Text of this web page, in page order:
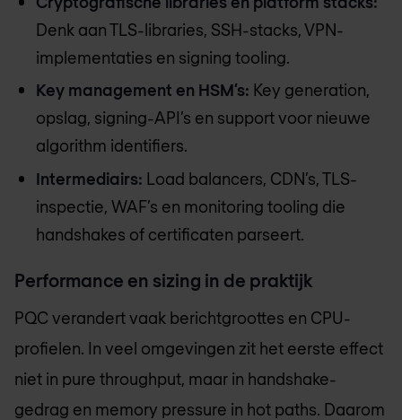
Denk aan TLS-libraries, SSH-stacks, VPN-
implementaties en signing tooling.
Key management en HSM’s: Key generation,
opslag, signing-API’s en support voor nieuwe
algorithm identifiers.
Intermediairs: Load balancers, CDN’s, TLS-
inspectie, WAF’s en monitoring tooling die
handshakes of certificaten parseert.
Performance en sizing in de praktijk
PQC verandert vaak berichtgroottes en CPU-
profielen. In veel omgevingen zit het eerste effect
niet in pure throughput, maar in handshake-
gedrag en memory pressure in hot paths. Daarom